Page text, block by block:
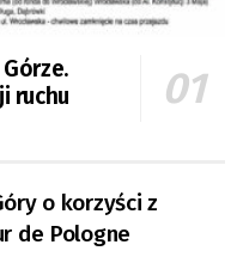
ruchu
o korzyści z
de Pologne